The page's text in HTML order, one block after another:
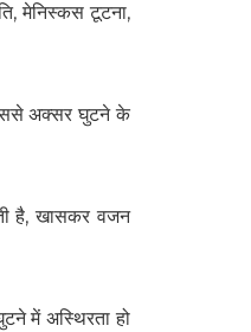
मेनिस्कस टूटना,
अक्सर घुटने के
है, खासकर वजन
में अस्थिरता हो